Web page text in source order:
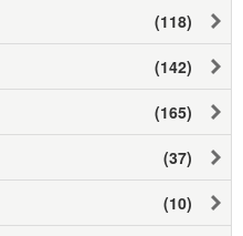
(118)
(142)
(165)
(37)
(10)